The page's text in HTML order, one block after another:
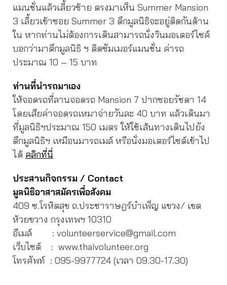
แมนชั่นแล้วเลี้ยวซ้าย ตรงมาเห็น Summer Mansion
3 เลี้ยวเข้าซอย Summer 3 ตึกมูลนิธิจะอยู่ติดกันด้าน
ใน หากท่านไม่ต้องการเดินสามารถนั่งวินมอเตอร์ไซค์
บอกว่ามาตึกมูลนิธิ ฯ ติดซัมเมอร์แมนชั่น ค่ารถ
ประมาณ 10 – 15 บาท
ท่านที่นำรถมาเอง
ให้จอดรถที่ลานจอดรถ Mansion 7 ปากซอยรัชดา 14
โดยเสียค่าจอดรถเหมาจ่ายวันละ 40 บาท แล้วเดินมา
ที่มูลนิธิฯประมาณ 150 เมตร ให้ใช้เส้นทางเดินไปยัง
ตึกมูลนิธิฯ เหมือนมารถเมล์ หรือนั่งมอเตอร์ไซต์เข้าไป
ได้ คลิกที่นี่
ประสานกิจกรรม / Contact
มูลนิธิอาสาสมัครเพื่อสังคม
409 ซ.โรหิตสุข ถ.ประชาราษฎร์บำเพ็ญ แขวง/ เขต
ห้วยขวาง กรุงเทพฯ 10310
อีเมล์ : volunteerservice@gmail.com
เว็บไซต์ : www.thaivolunteer.org
โทรศัพท์ : 095-9977724 (เวลา 09.30-17.30)